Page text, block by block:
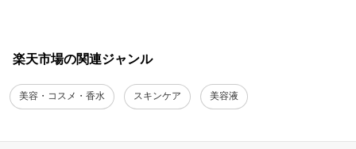
楽天市場の関連ジャンル
美容・コスメ・香水 スキンケア 美容液